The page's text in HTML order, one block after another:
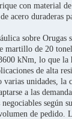
con material
acero duraderas
sobre Orugas
martillo de 20
kNm, lo que la
de alta
varias unidades, la
a las
según
de pedido.